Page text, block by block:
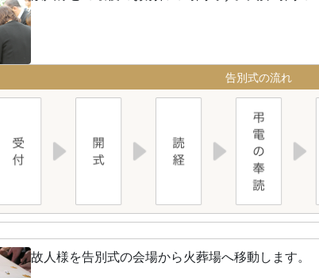
告別式の流れ
故人様を告別式の会場から火葬場へ移動します。